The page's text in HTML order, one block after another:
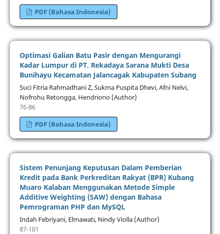
PDF (Bahasa Indonesia)
Optimasi Galian Batu Pasir dengan Mengurangi
Kadar Lumpur di PT. Rekadaya Sarana Mukti Desa
Bunihayu Kecamatan Jalancagak Kabupaten Subang
Suci Fitria Rahmadhani Z, Sukma Puspita Dhevi, Afni Nelvi,
Nofrohu Retongga, Hendriono (Author)
76-86
PDF (Bahasa Indonesia)
Sistem Penunjang Keputusan Dalam Pemberian
Kredit pada Bank Perkreditan Rakyat (BPR) Kubang
Muaro Kalaban Menggunakan Metode Simple
Additive Weighting (SAW) dengan Bahasa
Pemrograman PHP dan MySQL
Indah Febriyani, Elmawati, Nindy Violla (Author)
87-101